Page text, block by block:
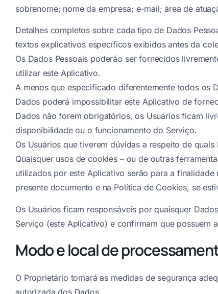
sobrenome; nome da empresa; e-mail; área de
Detalhes completos sobre cada tipo de Dados
textos explicativos específicos exibidos antes da
Os Dados Pessoais poderão ser fornecidos
utilizar este Aplicativo.
A menos que especificado diferentemente todos os
Dados poderá impossibilitar este Aplicativo de
Dados não forem obrigatórios, os Usuários ficam
disponibilidade ou o funcionamento do Serviço.
Os Usuários que tiverem dúvidas a respeito de
Quaisquer usos de cookies – ou de outras
utilizados por este Aplicativo serão para a
presente documento e na Política de Cookies, se
Os Usuários ficam responsáveis por quaisquer
Serviço (este Aplicativo) e confirmam que possuem
Modo e local de
O Proprietário tomará as medidas de segurança